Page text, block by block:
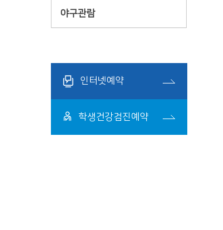
야구관람
인터넷예약
학생건강검진예약